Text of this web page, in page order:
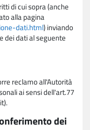
di cui sopra (anche
alla pagina
dati.html) inviando
dei dati al seguente
reclamo all'Autorità
ai sensi dell'art.77
dei